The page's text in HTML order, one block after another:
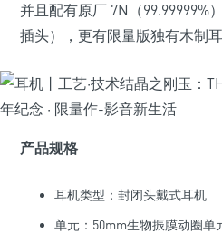
并且配有原厂 7N（99.99999%
插头），更有限量版独有木制
产品规格
耳机类型：封闭头戴式耳机
单元：50mm生物振膜动圈单